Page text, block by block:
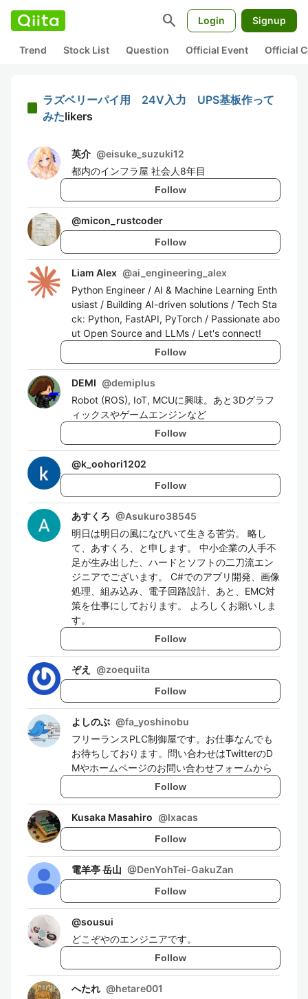
search Login Signup
Trend Stock List Question Official Event Official
ラズベリーパイ用 24V入力 UPS基板作って
みたlikers
英介 @eisuke_suzuki12
都内のインフラ屋 社会人8年目
Follow
@micon_rustcoder
Follow
Liam Alex @ai_engineering_alex
Python Engineer / AI & Machine Learning Enth
usiast / Building AI-driven solutions / Tech Sta
ck: Python, FastAPI, PyTorch / Passionate abo
ut Open Source and LLMs / Let's connect!
Follow
DEMI @demiplus
Robot (ROS), IoT, MCUに興味。あと3Dグラフ
ィックスやゲームエンジンなど
Follow
@k_oohori1202
Follow
あすくろ @Asukuro38545
明日は明日の風になびいて生きる苦労。 略し
て、あすくろ、と申します。 中小企業の人手不
足が生み出した、ハードとソフトの二刀流エン
ジニアでございます。 C#でのアプリ開発、画像
処理、組み込み、電子回路設計、あと、EMC対
策を仕事にしております。 よろしくお願いしま
す。
Follow
ぞえ @zoequiita
Follow
よしのぶ @fa_yoshinobu
フリーランスPLC制御屋です。お仕事なんでも
お待ちしております。問い合わせはTwitterのD
Mやホームページのお問い合わせフォームから
Follow
Kusaka Masahiro @lxacas
Follow
電羊亭 岳山 @DenYohTei-GakuZan
Follow
@sousui
どこぞやのエンジニアです。
Follow
へたれ @hetare001